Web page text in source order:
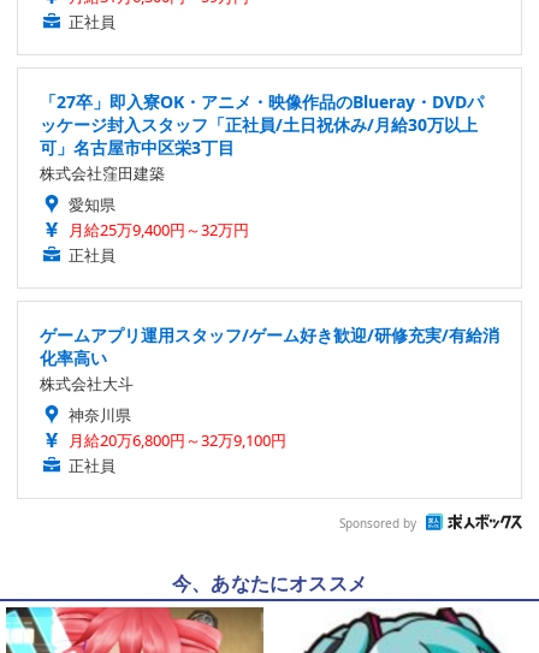
正社員
「27卒」即入寮OK・アニメ・映像作品のBlueray・DVDパ
ッケージ封入スタッフ「正社員/土日祝休み/月給30万以上
可」名古屋市中区栄3丁目
株式会社窪田建築
愛知県
月給25万9,400円～32万円
正社員
ゲームアプリ運用スタッフ/ゲーム好き歓迎/研修充実/有給消
化率高い
株式会社大斗
神奈川県
月給20万6,800円～32万9,100円
正社員
Sponsored by
今、あなたにオススメ